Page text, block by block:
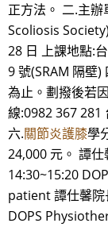
正方法。 二.主辦
Scoliosis
28 日 上課地點:
9 號(SRAM 隔壁
為止。劃撥後若
線:0982 367 281
六.關節炎護膝學
24,000 元。 譚
14:30~15:20
patient 譚仕馨院
DOPS